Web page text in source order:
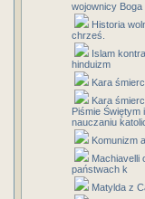
wojownicy Boga
Historia
chrześ.
Islam kontra
hinduizm
Kara
Kara
Piśmie Świętym i
nauczaniu
Komunizm
Machiavelli
państwach k
Matylda z